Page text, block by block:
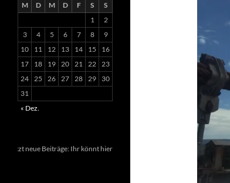
M D M D F S
S
1
2
3
4 5 6 7 8
9
10
11 12 13 14 15
16
17
18 19 20 21 22 23
24 25 26 27 28 29
30
31
« Dez.
Beiträge: Ihr könnt hier unten Eure Mailadresse eintragen und